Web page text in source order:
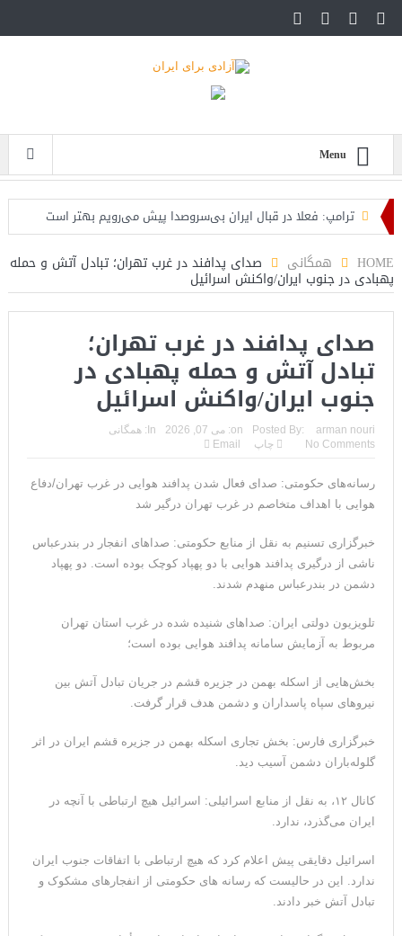
Menu
ترامپ: فعلا در قبال ایران بی‌سروصدا پیش می‌رویم بهتر است
تنش‌زایی نکنیم
سفیر آمریکا در اسرائیل: پرزیدنت ترامپ میداند که باید با چنین
دشمنانی جنگید
فیلم؛ ترجمه فارسی سخنان امروز نتانیاهو که به ترامپ در باره ایران
هشدار میدهد
ورود فرمانده سنتکام به اسرائیل همزمان با صدای آژیر خطر در
باب‌المندب+فیلم
شروط شش‌گانه ذوالقدر برای ترامپ و آشی که نتانیاهو برای
ایران؛ فرمانده ارتش آمریکا به مقامات کاخ سفید: حملات هوایی
کافی نیست
روزنامه: محاصره دریایی صادرات نفت ایران را فلج کرد/آمریکا: خفه
تحلیلگر سعودی: این توافق‌نامه پیامی بازدارنده در برابر حکومت
مقام آمریکایی: تصورِ بازنده بودن برای ترامپ غیرقابل‌تحمل
است+فیلم: تحلیل
مقامات آمریکایی: برخی گزارش‌ها موجب گستاخ‌تر شدن حکومت
ایران خواهد شد
HOME همگانی صدای پدافند در غرب تهران؛ تبادل آتش و حمله
پهبادی در جنوب ایران/واکنش اسرائیل
صدای پدافند در غرب تهران؛
تبادل آتش و حمله پهبادی در
جنوب ایران/واکنش اسرائیل
Posted By: arman nouri
on: می 07, 2026 In:
همگانی
No Comments
چاپ Email
رسانه‌های حکومتی: صدای فعال شدن پدافند هوایی در غرب تهران/دفاع
هوایی با اهداف متخاصم در غرب تهران درگیر شد
خبرگزاری تسنیم به نقل از منابع حکومتی: صداهای انفجار در بندرعباس
ناشی از درگیری پدافند هوایی با دو پهپاد کوچک بوده است. دو پهپاد
دشمن در بندرعباس منهدم شدند.
تلویزیون دولتی ایران: صداهای شنیده شده در غرب استان تهران
مربوط به آزمایش سامانه پدافند هوایی بوده است؛
بخش‌هایی از اسکله بهمن در جزیره قشم در جریان تبادل آتش بین
نیروهای سپاه پاسداران و دشمن هدف قرار گرفت.
خبرگزاری فارس: بخش تجاری اسکله بهمن در جزیره قشم ایران در اثر
گلوله‌باران دشمن آسیب دید.
کانال ۱۲، به نقل از منابع اسرائیلی: اسرائیل هیچ ارتباطی با آنچه در
ایران می‌گذرد، ندارد.
اسرائیل دقایقی پیش اعلام کرد که هیچ ارتباطی با اتفاقات جنوب ایران
ندارد. این در حالیست که رسانه های حکومتی از انفجارهای مشکوک و
تبادل آتش خبر دادند.